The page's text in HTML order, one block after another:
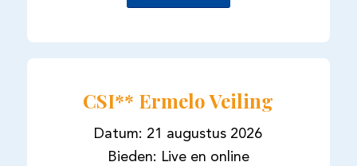
CSI** Ermelo Veiling
Datum: 21 augustus 2026
Bieden: Live en online